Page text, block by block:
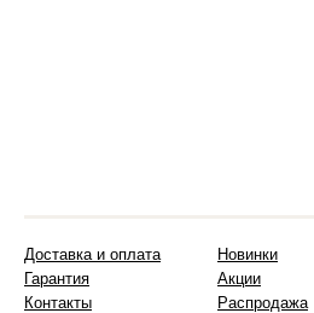
Доставка и оплата
Гарантия
Контакты
Новинки
Акции
Распродажа